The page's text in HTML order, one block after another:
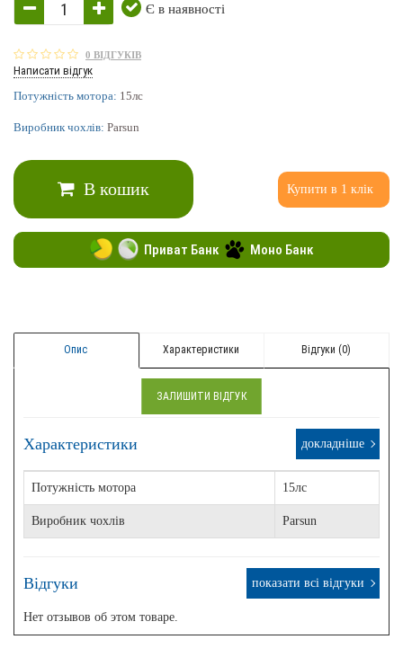
Є в наявності
0 ВІДГУКІВ
Написати відгук
Потужність мотора: 15лс
Виробник чохлів: Parsun
В кошик Купити в 1 клік
Приват Банк Моно Банк
ЗАЛИШИТИ ВІДГУК
Опис Характеристики Відгуки (0)
Характеристики докладніше
Потужність мотора 15лс
Виробник чохлів Parsun
Відгуки показати всі відгуки
Нет отзывов об этом товаре.